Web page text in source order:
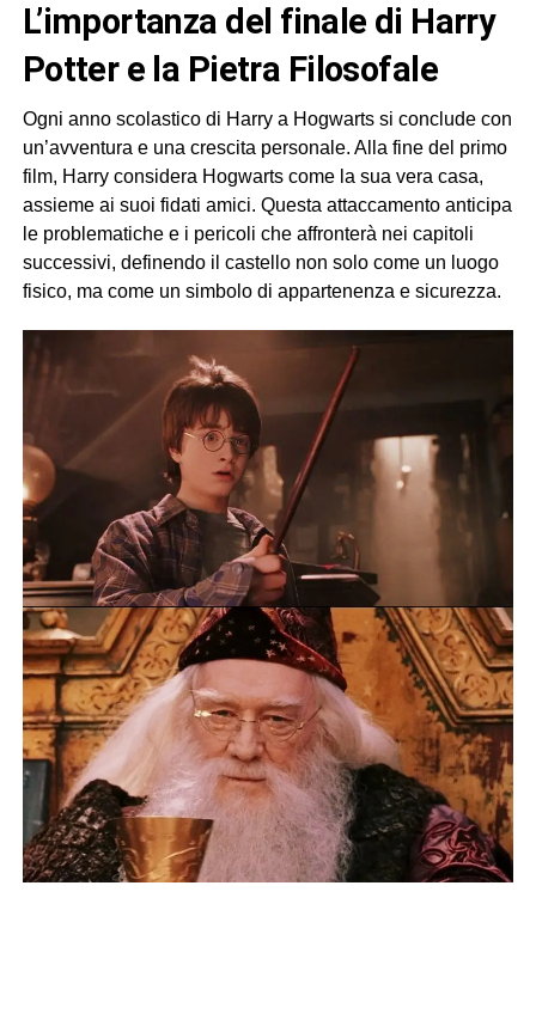
l’importanza del finale di Harry
Potter e la Pietra Filosofale
Ogni anno scolastico di Harry a Hogwarts si conclude con
un’avventura e una crescita personale. Alla fine del primo
film, Harry considera Hogwarts come la sua vera casa,
assieme ai suoi fidati amici. Questa attaccamento anticipa
le problematiche e i pericoli che affronterà nei capitoli
successivi, definendo il castello non solo come un luogo
fisico, ma come un simbolo di appartenenza e sicurezza.